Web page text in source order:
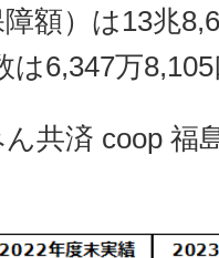
額）は13兆
は6,347万
coop 福島推